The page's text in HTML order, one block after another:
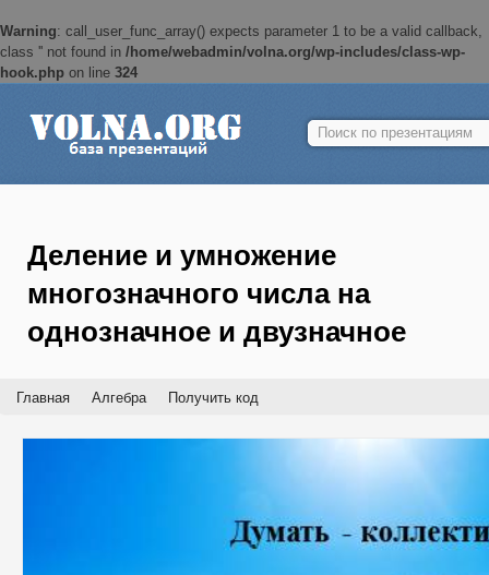
Warning: call_user_func_array() expects parameter 1 to be a valid callback,
class '' not found in /home/webadmin/volna.org/wp-includes/class-wp-
hook.php on line 324
Найти:
Деление и умножение
многозначного числа на
однозначное и двузначное
Главная Алгебра Получить код